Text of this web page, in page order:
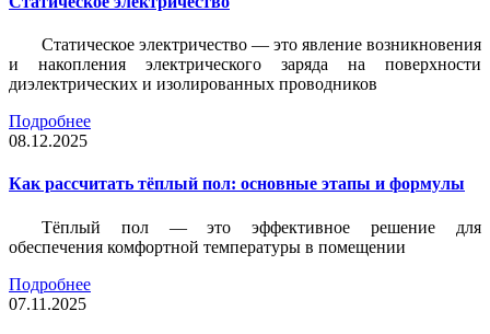
Статическое электричество — это явление возникновения
и накопления электрического заряда на поверхности
диэлектрических и изолированных проводников
Подробнее
08.12.2025
Как рассчитать тёплый пол: основные этапы и формулы
Тёплый пол — это эффективное решение для
обеспечения комфортной температуры в помещении
Подробнее
07.11.2025